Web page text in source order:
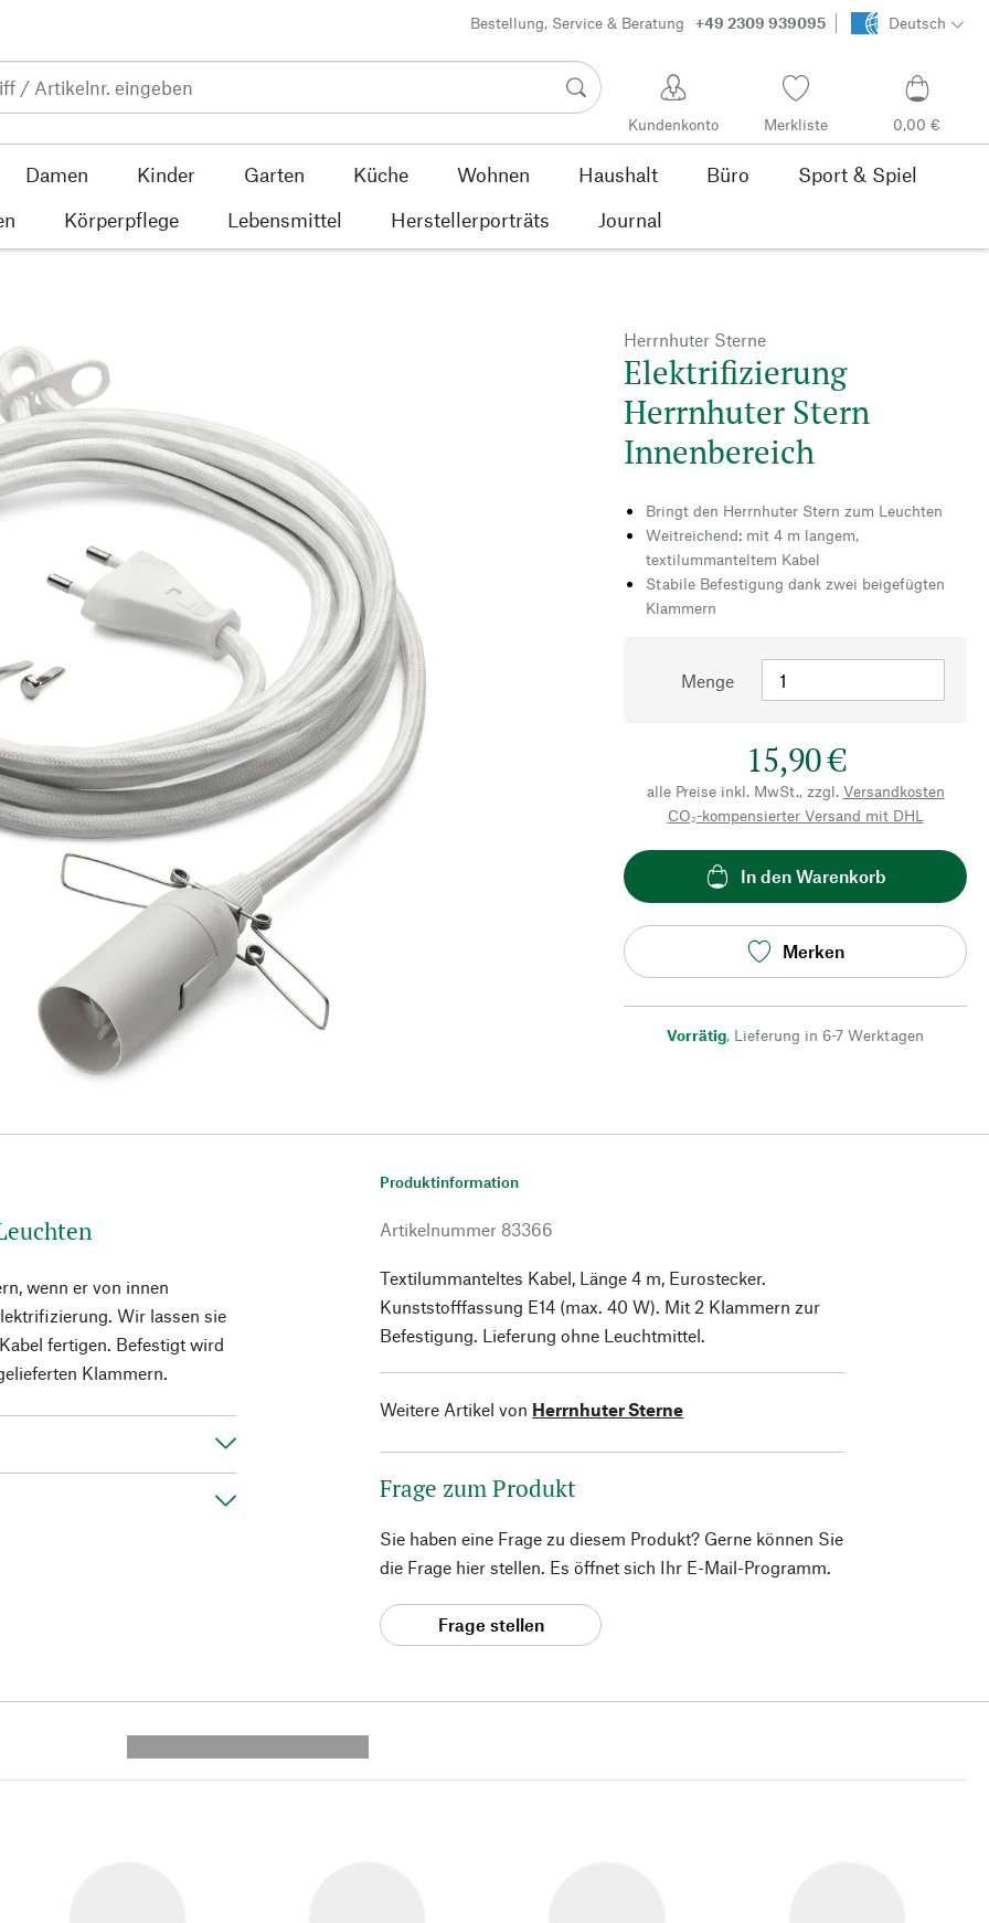
Bestellung, Service & Beratung +49 2309 939095 Deutsch
Kundenkonto Merkliste 0,00 €
Damen Kinder Garten Küche Wohnen Haushalt Büro
Sport & Spiel
Körperpflege Lebensmittel Herstellerporträts Journal
Herrnhuter Sterne
Elektrifizierung
Herrnhuter Stern
Innenbereich
Bringt den Herrnhuter Stern zum Leuchten
Weitreichend: mit 4 m langem,
textilummanteltem Kabel
Stabile Befestigung dank zwei beigefügten
Klammern
Menge
15,90 €
alle Preise inkl. MwSt., zzgl. Versandkosten
CO₂-kompensierter Versand mit DHL
In den Warenkorb
Merken
Vorrätig, Lieferung in 6-7 Werktagen
wenn er von innen
Wir lassen sie
fertigen. Befestigt wird
Klammern.
Produktinformation
Artikelnummer 83366
Textilummanteltes Kabel, Länge 4 m, Eurostecker.
Kunststofffassung E14 (max. 40 W). Mit 2 Klammern zur
Befestigung. Lieferung ohne Leuchtmittel.
Weitere Artikel von Herrnhuter Sterne
Frage zum Produkt
Sie haben eine Frage zu diesem Produkt? Gerne können Sie
die Frage hier stellen. Es öffnet sich Ihr E-Mail-Programm.
Frage stellen